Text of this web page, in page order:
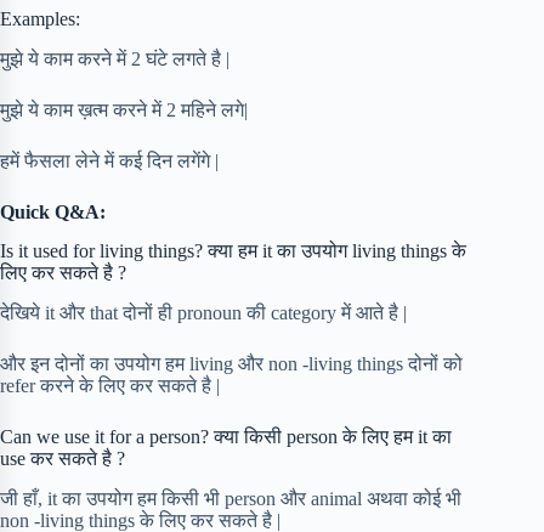
Examples:
मुझे ये काम करने में 2 घंटे लगते है |
मुझे ये काम ख़त्म करने में 2 महिने लगे|
हमें फैसला लेने में कई दिन लगेंगे |
Quick Q&A:
Is it used for living things? क्या हम it का उपयोग living things के
लिए कर सकते है ?
देखिये it और that दोनों ही pronoun की category में आते है |
और इन दोनों का उपयोग हम living और non -living things दोनों को
refer करने के लिए कर सकते है |
Can we use it for a person? क्या किसी person के लिए हम it का
use कर सकते है ?
जी हाँ, it का उपयोग हम किसी भी person और animal अथवा कोई भी
non -living things के लिए कर सकते है |